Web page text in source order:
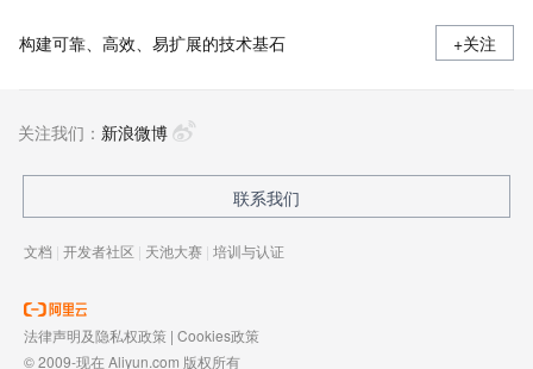
构建可靠、高效、易扩展的技术基石 +关注
关注我们： 新浪微博
联系我们
文档 | 开发者社区 | 天池大赛 | 培训与认证
法律声明及隐私权政策 | Cookies政策
© 2009-现在 Aliyun.com 版权所有